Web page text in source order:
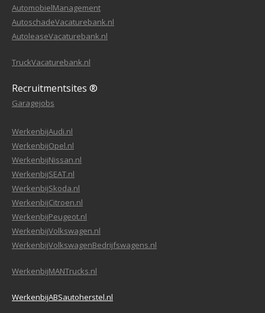
AutomobielManagement
AutoschadeVacaturebank.nl
AutoleaseVacaturebank.nl
TruckVacaturebank.nl
Recruitmentsites ®
Garagejobs
WerkenbijAudi.nl
WerkenbijOpel.nl
WerkenbijNissan.nl
WerkenbijSEAT.nl
WerkenbijSkoda.nl
WerkenbijCitroen.nl
WerkenbijPeugeot.nl
WerkenbijVolkswagen.nl
WerkenbijVolkswagenBedrijfswagens.nl
WerkenbijMANTrucks.nl
WerkenbijABSautoherstel.nl